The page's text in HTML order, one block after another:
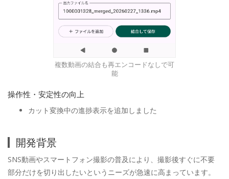
複数動画の結合も再エンコードなしで可
能
操作性・安定性の向上
カット変換中の進捗表示を追加しました
開発背景
SNS動画やスマートフォン撮影の普及により、撮影後すぐに不要
部分だけを切り出したいというニーズが急速に高まっています。